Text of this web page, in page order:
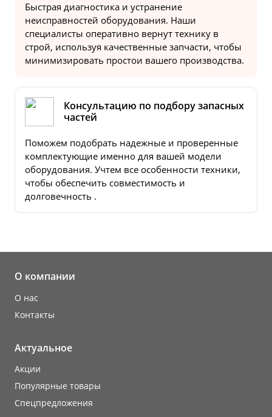
Быстрая диагностика и устранение
неисправностей оборудования. Наши
специалисты оперативно вернут технику в
строй, используя качественные запчасти, чтобы
минимизировать простои вашего производства.
Консультацию по подбору запасных
частей
Поможем подобрать надежные и проверенные
комплектующие именно для вашей модели
оборудования. Учтем все особенности техники,
чтобы обеспечить совместимость и
долговечность .
О компании
О нас
Контакты
Актуальное
Акции
Популярные товары
Cпецпредложения